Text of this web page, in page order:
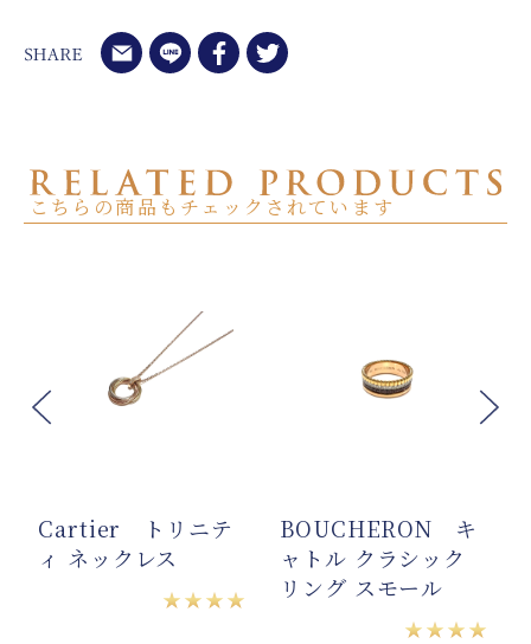
こちらの商品もチェックされています
Cartier トリニテ
ィ ネックレス
★★★★
BOUCHERON キ
ャトル クラシック
リング スモール
★★★★